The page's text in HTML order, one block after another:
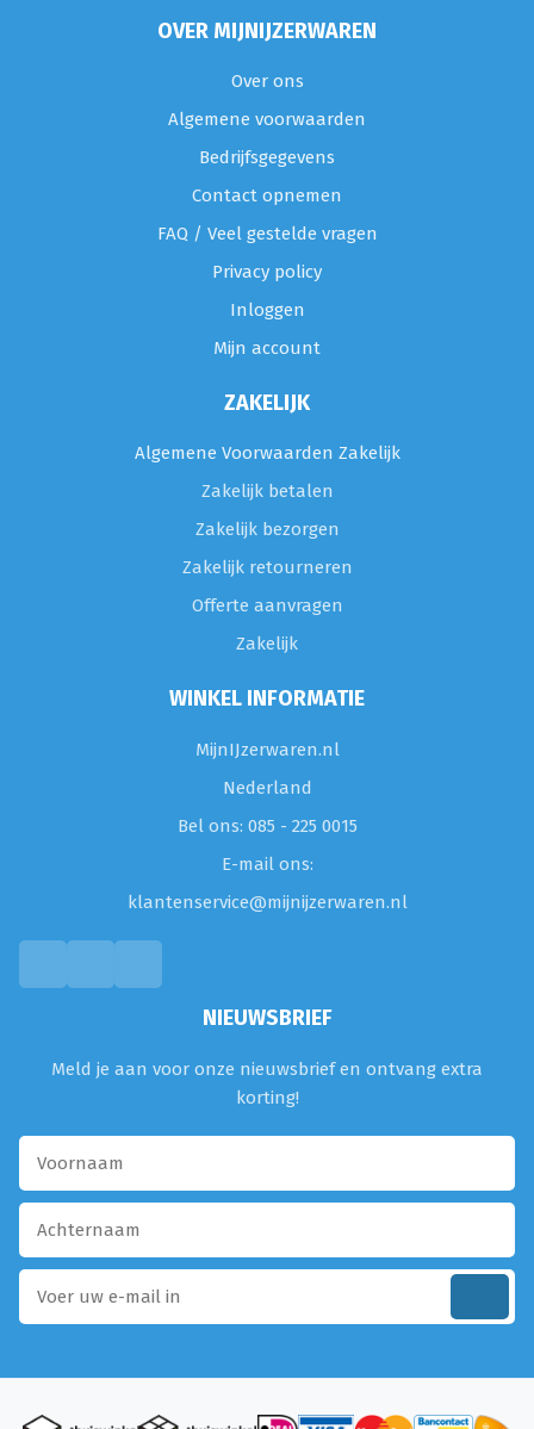
OVER MIJNIJZERWAREN
Over ons
Algemene voorwaarden
Bedrijfsgegevens
Contact opnemen
FAQ / Veel gestelde vragen
Privacy policy
Inloggen
Mijn account
ZAKELIJK
Algemene Voorwaarden Zakelijk
Zakelijk betalen
Zakelijk bezorgen
Zakelijk retourneren
Offerte aanvragen
Zakelijk
WINKEL INFORMATIE
MijnIJzerwaren.nl
Nederland
Bel ons: 085 - 225 0015
E-mail ons:
klantenservice@mijnijzerwaren.nl
NIEUWSBRIEF
Meld je aan voor onze nieuwsbrief en ontvang extra
korting!